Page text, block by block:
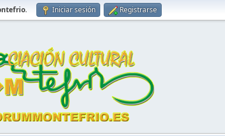
. Iniciar sesión Registrarse